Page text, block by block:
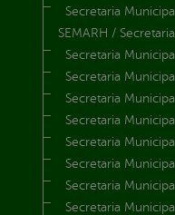
Secretaria
SEMARH /
Secretaria
Secretaria
Secretaria
Secretaria
Secretaria
Secretaria
Secretaria
Secretaria